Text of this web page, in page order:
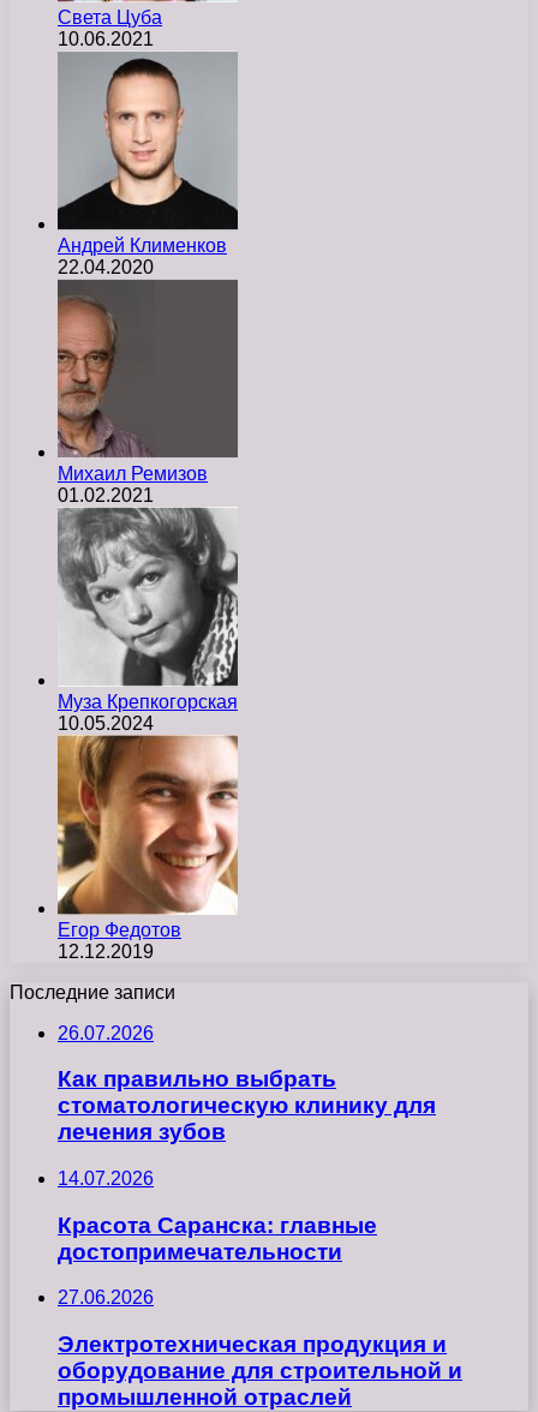
Света Цуба
10.06.2021
Андрей Клименков
22.04.2020
Михаил Ремизов
01.02.2021
Муза Крепкогорская
10.05.2024
Егор Федотов
12.12.2019
Последние записи
26.07.2026
Как правильно выбрать
стоматологическую клинику для
лечения зубов
14.07.2026
Красота Саранска: главные
достопримечательности
27.06.2026
Электротехническая продукция и
оборудование для строительной и
промышленной отраслей